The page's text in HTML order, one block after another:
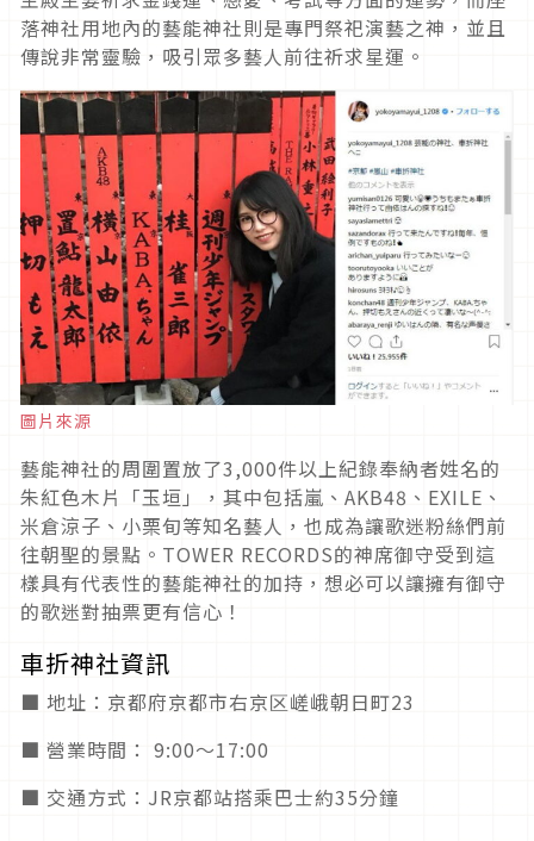
落神社用地內的藝能神社則是專門祭祀演藝之神，並且
傳說非常靈驗，吸引眾多藝人前往祈求星運。
圖片來源
藝能神社的周圍置放了3,000件以上紀錄奉納者姓名的
朱紅色木片「玉垣」，其中包括嵐、AKB48、EXILE、
米倉涼子、小栗旬等知名藝人，也成為讓歌迷粉絲們前
往朝聖的景點。TOWER RECORDS的神席御守受到這
樣具有代表性的藝能神社的加持，想必可以讓擁有御守
的歌迷對抽票更有信心！
車折神社資訊
■ 地址：京都府京都市右京区嵯峨朝日町23
■ 營業時間： 9:00〜17:00
■ 交通方式：JR京都站搭乘巴士約35分鐘